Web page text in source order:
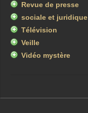
Revue de presse
sociale et juridique
Télévision
Veille
Vidéo mystère